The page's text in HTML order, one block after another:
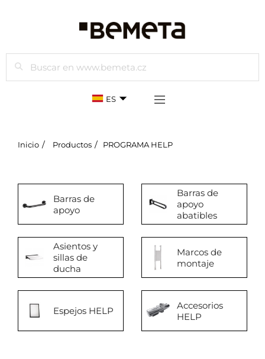
Buscar
ES
Inicio Productos PROGRAMA HELP
Barras de
apoyo
Barras de
apoyo
abatibles
Asientos y
sillas de
ducha
Marcos de
montaje
Espejos HELP
Accesorios
HELP